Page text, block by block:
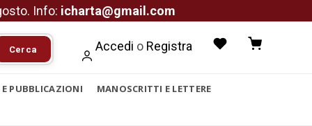
Info: icharta@gmail.com
Cerca Accedi o Registra
E PUBBLICAZIONI
MANOSCRITTI E LETTERE